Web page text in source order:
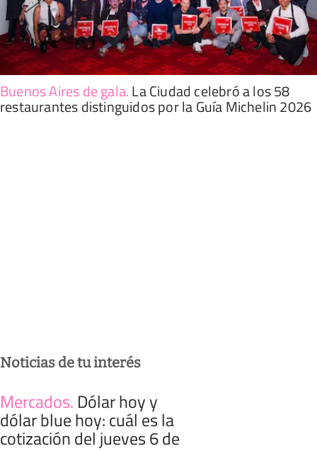
Buenos Aires de gala.La Ciudad celebró a los 58
restaurantes distinguidos por la Guía Michelin 2026
Noticias de tu interés
Mercados. Dólar hoy y
dólar blue hoy: cuál es la
cotización del jueves 6 de